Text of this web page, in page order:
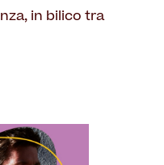
in bilico tra